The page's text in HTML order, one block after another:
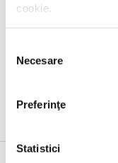
cookie.
consimțământului
Necesare
Preferinţe
Statistici
Melania